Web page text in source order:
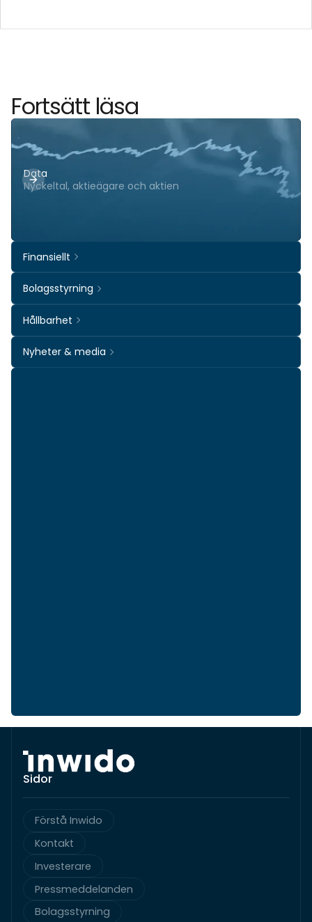
Fortsätt läsa
Data
Nyckeltal, aktieägare och aktien
Finansiellt
Bolagsstyrning
Hållbarhet
Nyheter & media
Sidor
Förstå Inwido
Kontakt
Investerare
Pressmeddelanden
Bolagsstyrning